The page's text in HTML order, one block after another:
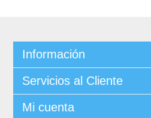
Información
Servicios al Cliente
Mi cuenta